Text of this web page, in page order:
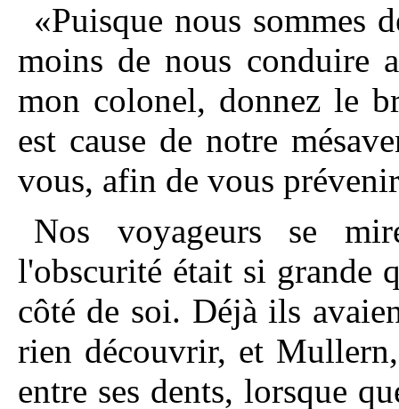
«Puisque nous sommes
moins de nous conduire
mon colonel, donnez le
est cause de notre
vous, afin de vous
Nos voyageurs se
l'obscurité était si grande
côté de soi. Déjà ils
rien découvrir, et
entre ses dents, lorsque